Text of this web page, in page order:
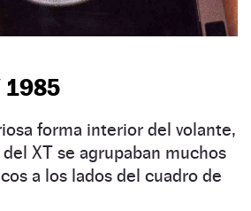
1985
forma interior del volante,
XT se agrupaban muchos
a los lados del cuadro de